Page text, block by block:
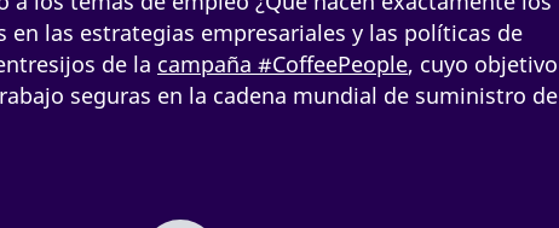
las estrategias empresariales y las políticas de
de la campaña #CoffeePeople, cuyo objetivo
seguras en la cadena mundial de suministro de